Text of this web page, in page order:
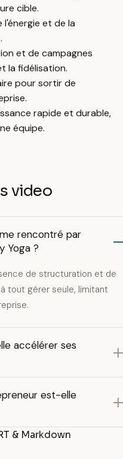
cible.
et de la
et de campagnes
la fidélisation.
pour sortir de
rapide et durable,
équipe.
video
rencontré par
Yoga ?
de structuration et de
tout gérer seule, limitant
accélérer ses
est-elle
& Markdown